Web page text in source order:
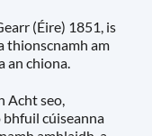
(Éire) 1851, is
thionscnamh am
an chiona.
Acht seo,
cúiseanna